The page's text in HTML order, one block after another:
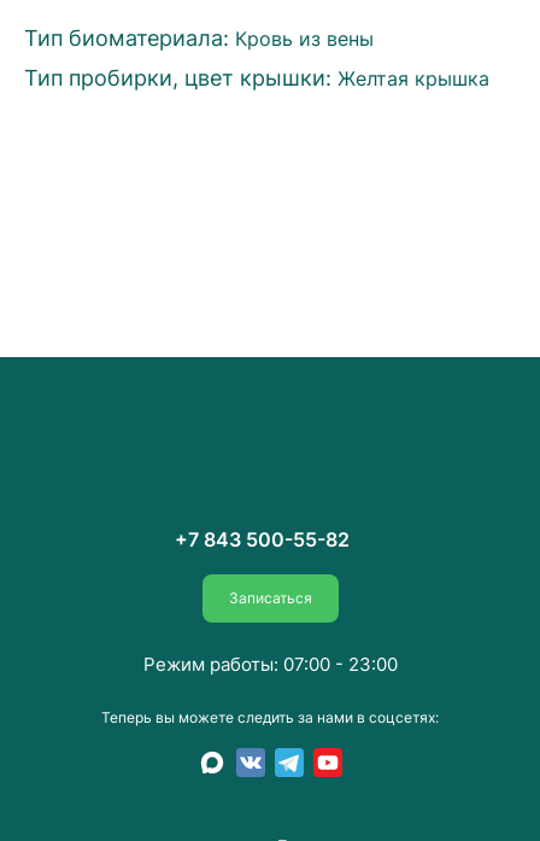
Тип биоматериала: Кровь из вены
Тип пробирки, цвет крышки: Желтая крышка
+7 843 500-55-82
Записаться
Теперь вы можете следить за нами в соцсетях:
Режим работы: 07:00 - 23:00